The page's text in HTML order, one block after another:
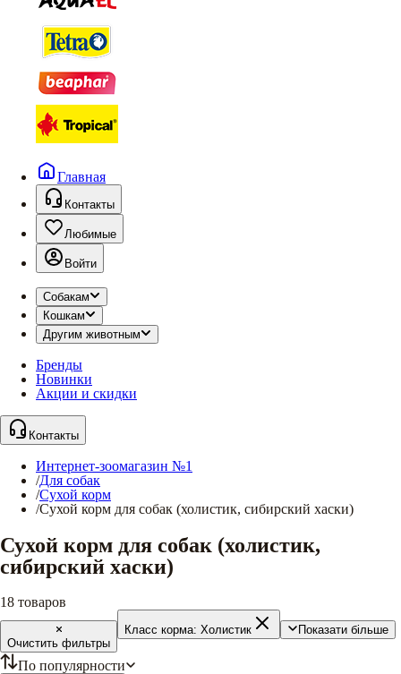
Главная
Контакты
Любимые
Войти
Собакам
Кошкам
Другим животным
Бренды
Новинки
Акции и скидки
Контакты
Интернет-зоомагазин №1
/Для собак
/Сухой корм
/Сухой корм для собак (холистик, сибирский хаски)
Сухой корм для собак (холистик,
сибирский хаски)
18 товаров
Очистить фильтры
Класс корма: Холистик Показати більше
По популярности